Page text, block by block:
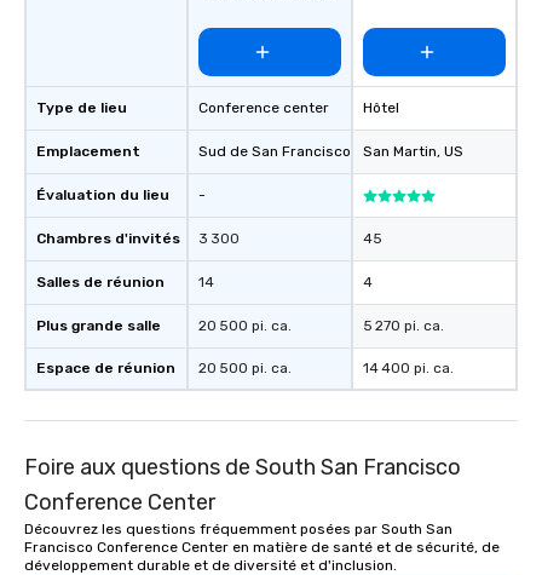
Type de lieu
Emplacement
Évaluation du lieu
Chambres d'invités
Salles de réunion
Plus grande salle
Espace de réunion
Conference center
Sud de San Francisco , US
-
3 300
14
20 500 pi. ca.
20 500 pi. ca.
Hôtel
San Martin, US
45
4
5 270 pi. ca.
14 400 pi. ca.
Foire aux questions de South San Francisco
Conference Center
Découvrez les questions fréquemment posées par South San
Francisco Conference Center en matière de santé et de sécurité, de
développement durable et de diversité et d'inclusion.